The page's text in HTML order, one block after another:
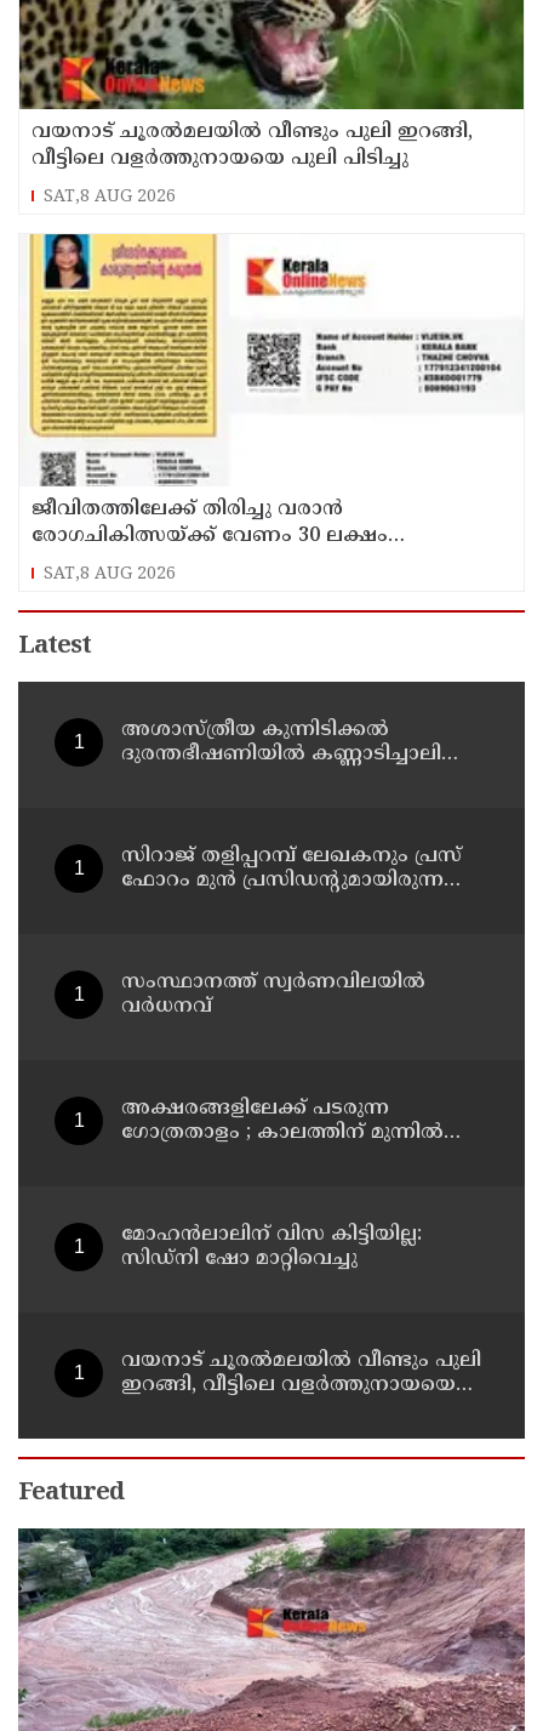
വയനാട് ചൂരൽമലയിൽ വീണ്ടും പുലി ഇറങ്ങി,
വീട്ടിലെ വളർത്തുനായയെ പുലി പിടിച്ചു
SAT,8 AUG 2026
ജീവിതത്തിലേക്ക് തിരിച്ചു വരാൻ
രോഗചികിത്സയ്ക്ക് വേണം 30 ലക്ഷം
ശ്രീദേവ്നക്കു വേണം കാരുണ്യത്തിൻ്റെ കരുതൽ
SAT,8 AUG 2026
Latest
അശാസ്ത്രീയ കുന്നിടിക്കൽ
ദുരന്തഭീഷണിയിൽ കണ്ണാടിച്ചാലിലെ
സിറാജ് തളിപ്പറമ്പ് ലേഖകനും പ്രസ്
ഫോറം മുൻ പ്രസിഡൻ്റുമായിരുന്ന
സംസ്ഥാനത്ത് സ്വർണവിലയിൽ
വർധനവ്
അക്ഷരങ്ങളിലേക്ക് പടരുന്ന
ഗോത്രതാളം ; കാലത്തിന് മുന്നിൽ
തനത് ഭാഷയ്ക്ക് നിഘണ്ടു ഒരുങ്ങുന്നു
മോഹൻലാലിന് വിസ കിട്ടിയില്ല:
സിഡ്നി ഷോ മാറ്റിവെച്ചു
വയനാട് ചൂരൽമലയിൽ വീണ്ടും പുലി
ഇറങ്ങി, വീട്ടിലെ വളർത്തുനായയെ
Featured